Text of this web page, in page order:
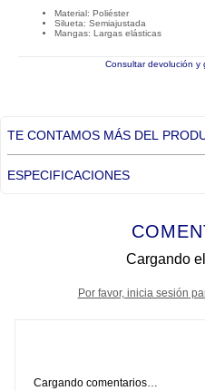
Material: Poliéster
Silueta: Semiajustada
Mangas: Largas elásticas
Consultar devolución y
TE CONTAMOS MÁS DEL
ESPECIFICACIONES
Cargando
Por favor, inicia sesión
Cargando comentarios…